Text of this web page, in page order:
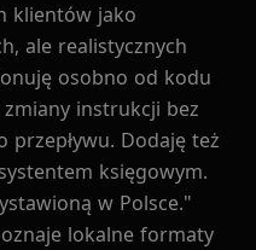
klientów jako
ale realistycznych
osobno od kodu
instrukcji bez
przepływu. Dodaję też
księgowym.
w Polsce."
lokalne formaty